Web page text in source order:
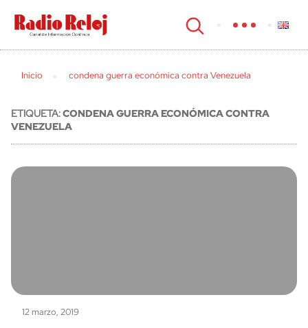
cerrar
Inicio condena guerra económica contra Venezuela
ETIQUETA:CONDENA GUERRA ECONÓMICA CONTRA
VENEZUELA
12 marzo, 2019